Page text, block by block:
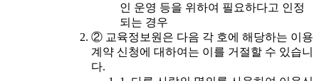
인 운영 등을 위하여 필요하다고 인정
되는 경우
② 교육정보원은 다음 각 호에 해당하는 이용
계약 신청에 대하여는 이를 거절할 수 있습니
다.